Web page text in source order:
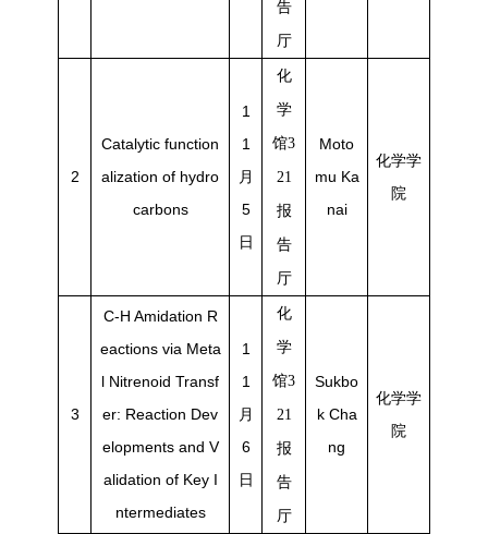
告
厅
2
Catalytic function
alization of hydro
carbons
1
1
月
5
日
化
学
馆3
21
报
告
厅
Moto
mu Ka
nai
化学学
院
3
C-H Amidation R
eactions via Meta
l Nitrenoid Transf
er: Reaction Dev
elopments and V
alidation of Key I
ntermediates
1
1
月
6
日
化
学
馆3
21
报
告
厅
Sukbo
k Cha
ng
化学学
院